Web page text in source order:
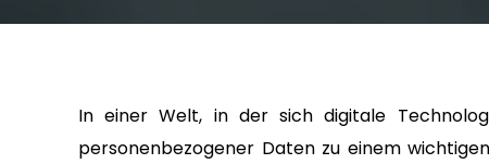
In einer Welt, in der sich digitale
personenbezogener Daten zu einem